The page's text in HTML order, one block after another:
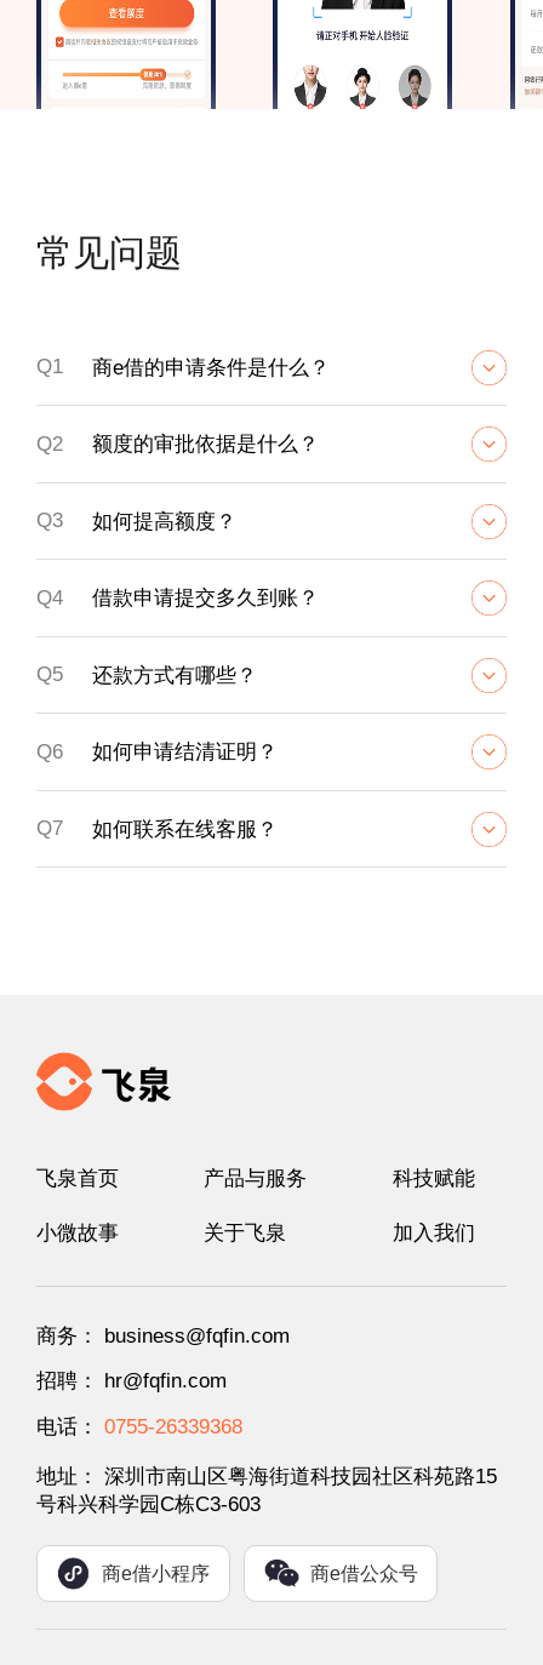
常见问题
Q1 商e借的申请条件是什么？
Q2 额度的审批依据是什么？
Q3 如何提高额度？
Q4 借款申请提交多久到账？
Q5 还款方式有哪些？
Q6 如何申请结清证明？
Q7 如何联系在线客服？
飞泉首页 产品与服务 科技赋能
小微故事 关于飞泉 加入我们
商务： business@fqfin.com
招聘： hr@fqfin.com
电话： 0755-26339368
地址： 深圳市南山区粤海街道科技园社区科苑路15
号科兴科学园C栋C3-603
商e借小程序 商e借公众号